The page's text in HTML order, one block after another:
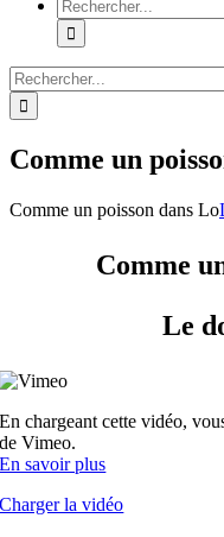
Rechercher:
Comme un
Comme un poisson dans Lo
Comme
Le
En chargeant cette vidéo,
de Vimeo.
En savoir plus
Charger la vidéo